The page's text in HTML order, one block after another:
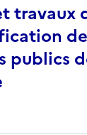
travaux
publics